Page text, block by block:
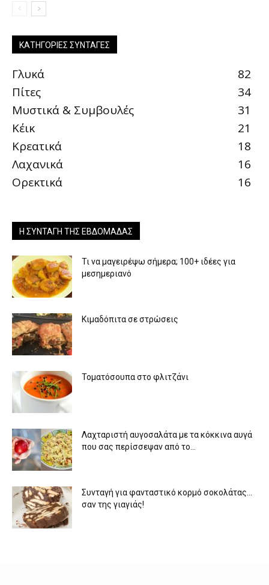
ΚΑΤΗΓΟΡΊΕΣ ΣΥΝΤΑΓΈΣ
Γλυκά
82
Πίτες
34
Μυστικά & Συμβουλές
31
Κέικ
21
Κρεατικά
18
Λαχανικά
16
Ορεκτικά
16
Η ΣΥΝΤΑΓΉ ΤΗΣ ΕΒΔΟΜΆΔΑΣ
Τι να μαγειρέψω σήμερα; 100+ ιδέες για
μεσημεριανό
Κιμαδόπιτα σε στρώσεις
Τοματόσουπα στο φλιτζάνι
Λαχταριστή αυγοσαλάτα με τα κόκκινα αυγά
που σας περίσσεψαν από το...
Συνταγή για φανταστικό κορμό σοκολάτας…
σαν της γιαγιάς!